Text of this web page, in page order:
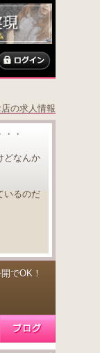
の求人情報
・
どなんか
いるのだ
でOK！